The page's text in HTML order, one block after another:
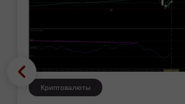
Криптовалюты